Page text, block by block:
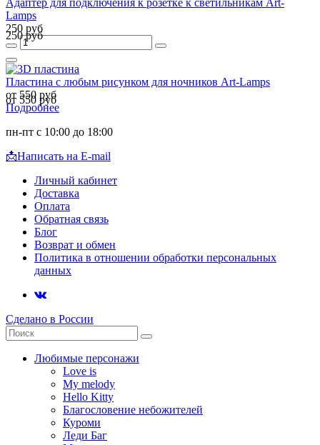
Lamps
250 руб
250 руб
Пластина с любым рисунком для ночников Art-Lamps
от 550 руб
от 550 руб
Подробнее
пн-пт с 10:00 до 18:00
📩Написать на E-mail
Личный кабинет
Доставка
Оплата
Обратная связь
Блог
Возврат и обмен
Политика в отношении обработки персональных
данных
Сделано в России
Любимые персонажи
Love is
My melody
Hello Kitty
Благословение небожителей
Куроми
Леди Баг